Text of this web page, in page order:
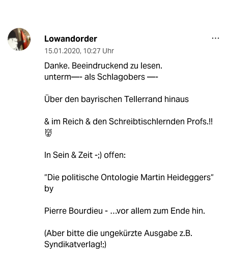
Lowandorder
15.01.2020, 10:27 Uhr
Danke. Beeindruckend zu lesen.
unterm—- als Schlagobers —-
Über den bayrischen Tellerrand hinaus
& im Reich & den Schreibtischlernden Profs.!!
👹
In Sein & Zeit -;) offen:
“Die politische Ontologie Martin Heideggers“
by
Pierre Bourdieu - …vor allem zum Ende hin.
(Aber bitte die ungekürzte Ausgabe z.B.
Syndikatverlag!;)